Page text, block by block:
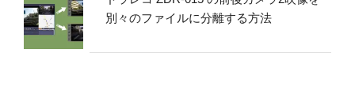
別々のファイルに分離する方法